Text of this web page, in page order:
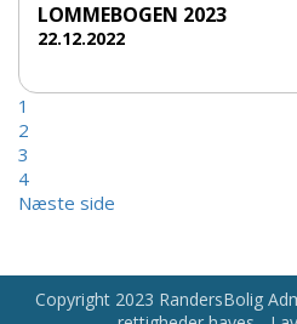
LOMMEBOGEN 2023
22.12.2022
1
2
3
4
Næste side
Copyright 2023 RandersBolig